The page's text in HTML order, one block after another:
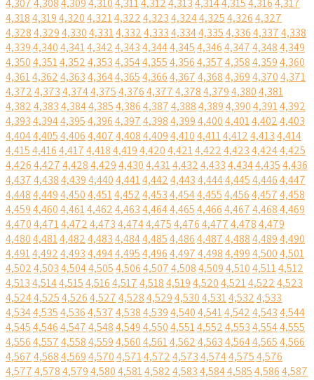
4,3074,3084,3094,3104,3114,3124,3134,3144,3154,3164,317
4,3184,3194,3204,3214,3224,3234,3244,3254,3264,327
4,3284,3294,3304,3314,3324,3334,3344,3354,3364,3374,338
4,3394,3404,3414,3424,3434,3444,3454,3464,3474,3484,349
4,3504,3514,3524,3534,3544,3554,3564,3574,3584,3594,360
4,3614,3624,3634,3644,3654,3664,3674,3684,3694,3704,371
4,3724,3734,3744,3754,3764,3774,3784,3794,3804,381
4,3824,3834,3844,3854,3864,3874,3884,3894,3904,3914,392
4,3934,3944,3954,3964,3974,3984,3994,4004,4014,4024,403
4,4044,4054,4064,4074,4084,4094,4104,4114,4124,4134,414
4,4154,4164,4174,4184,4194,4204,4214,4224,4234,4244,425
4,4264,4274,4284,4294,4304,4314,4324,4334,4344,4354,436
4,4374,4384,4394,4404,4414,4424,4434,4444,4454,4464,447
4,4484,4494,4504,4514,4524,4534,4544,4554,4564,4574,458
4,4594,4604,4614,4624,4634,4644,4654,4664,4674,4684,469
4,4704,4714,4724,4734,4744,4754,4764,4774,4784,479
4,4804,4814,4824,4834,4844,4854,4864,4874,4884,4894,490
4,4914,4924,4934,4944,4954,4964,4974,4984,4994,5004,501
4,5024,5034,5044,5054,5064,5074,5084,5094,5104,5114,512
4,5134,5144,5154,5164,5174,5184,5194,5204,5214,5224,523
4,5244,5254,5264,5274,5284,5294,5304,5314,5324,533
4,5344,5354,5364,5374,5384,5394,5404,5414,5424,5434,544
4,5454,5464,5474,5484,5494,5504,5514,5524,5534,5544,555
4,5564,5574,5584,5594,5604,5614,5624,5634,5644,5654,566
4,5674,5684,5694,5704,5714,5724,5734,5744,5754,576
4,5774,5784,5794,5804,5814,5824,5834,5844,5854,5864,587